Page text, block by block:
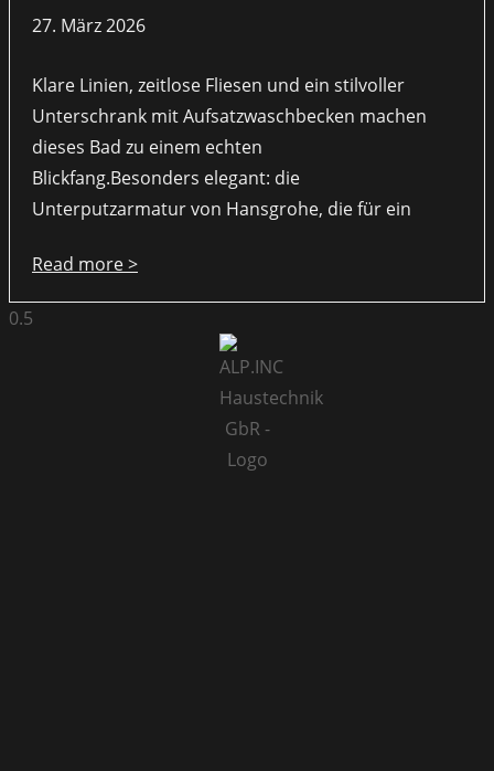
27. März 2026
Klare Linien, zeitlose Fliesen und ein stilvoller
Unterschrank mit Aufsatzwaschbecken machen
dieses Bad zu einem echten
Blickfang.Besonders elegant: die
Unterputzarmatur von Hansgrohe, die für ein
Read more >